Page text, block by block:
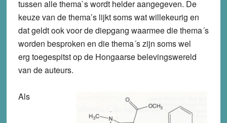
tussen alle thema`s wordt helder aangegeven. De
keuze van de thema’s lijkt soms wat willekeurig en
dat geldt ook voor de diepgang waarmee die thema´s
worden besproken en die thema´s zijn soms wel
erg toegespitst op de Hongaarse belevingswereld
van de auteurs.
Als